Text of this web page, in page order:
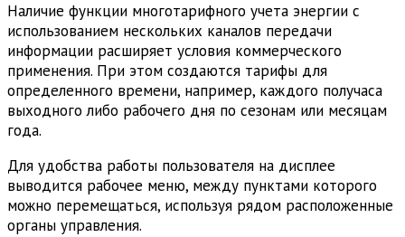
Наличие функции многотарифного учета энергии с
использованием нескольких каналов передачи
информации расширяет условия коммерческого
применения. При этом создаются тарифы для
определенного времени, например, каждого получаса
выходного либо рабочего дня по сезонам или месяцам
года.
Для удобства работы пользователя на дисплее
выводится рабочее меню, между пунктами которого
можно перемещаться, используя рядом расположенные
органы управления.